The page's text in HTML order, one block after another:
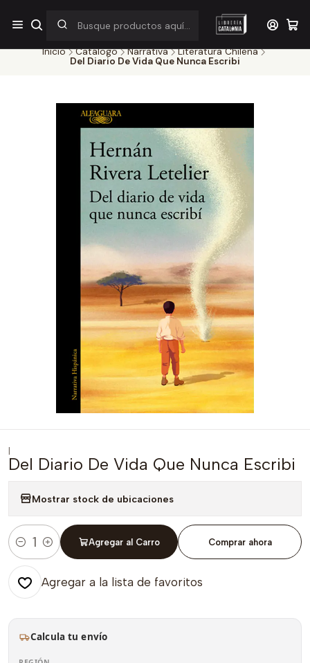
¡Por pocos días! Despacho a $1.000 en RM por compras sobre
$38.000
Inicio Catálogo Narrativa
Literatura Chilena
Del Diario De Vida Que Nunca Escribi
|
Del Diario De Vida Que Nunca Escribi
Mostrar stock de ubicaciones
Cantidad
Agregar al Carro Comprar ahora
Agregar a la lista de favoritos
Calcula tu envío